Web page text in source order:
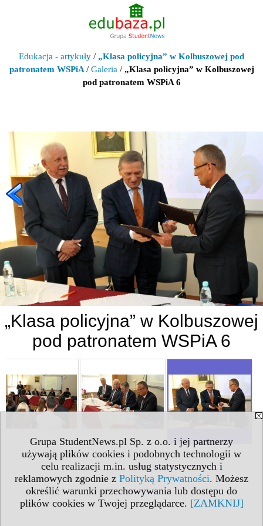
Grupa StudentNews.pl Sp. z o.o. i jej partnerzy
używają plików cookies i podobnych technologii w
celu realizacji m.in. usług statystycznych i
reklamowych zgodnie z Polityką Prywatności. Możesz
określić warunki przechowywania lub dostępu do
plików cookies w Twojej przeglądarce. [ZAMKNIJ]
Edukacja - artykuły / „Klasa policyjna” w Kolbuszowej pod
patronatem WSPiA / Galeria / „Klasa policyjna” w Kolbuszowej
pod patronatem WSPiA 6
„Klasa policyjna” w Kolbuszowej
pod patronatem WSPiA 6